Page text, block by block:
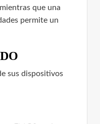
que una
permite un
sus dispositivos